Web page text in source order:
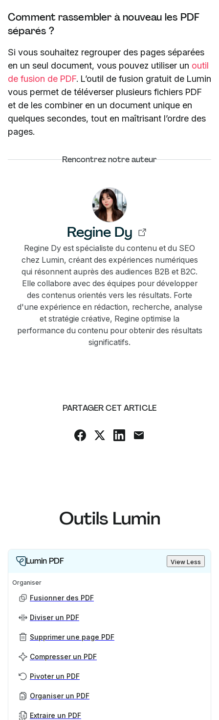
Comment rassembler à nouveau les PDF
séparés ?
Si vous souhaitez regrouper des pages séparées
en un seul document, vous pouvez utiliser un outil
de fusion de PDF. L’outil de fusion gratuit de Lumin
vous permet de téléverser plusieurs fichiers PDF
et de les combiner en un document unique en
quelques secondes, tout en maîtrisant l’ordre des
pages.
Rencontrez notre auteur
Regine Dy
Regine Dy est spécialiste du contenu et du SEO
chez Lumin, créant des expériences numériques
qui résonnent auprès des audiences B2B et B2C.
Elle collabore avec des équipes pour développer
des contenus orientés vers les résultats. Forte
d'une expérience en rédaction, recherche, analyse
et stratégie créative, Regine optimise la
performance du contenu pour obtenir des résultats
significatifs.
PARTAGER CET ARTICLE
Outils Lumin
Lumin PDF View Less
Organiser
Fusionner des PDF
Diviser un PDF
Supprimer une page PDF
Compresser un PDF
Pivoter un PDF
Organiser un PDF
Extraire un PDF